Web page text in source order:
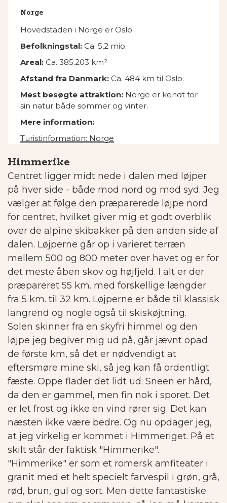
Norge
Hovedstaden i Norge er Oslo.
Befolkningstal: Ca. 5,2 mio.
Areal: Ca. 385.203 km²
Afstand fra Danmark: Ca. 484 km til Oslo.
Mest besøgte attraktion: Norge er kendt for
sin natur både sommer og vinter.
Mere information:
Turistinformation: Norge
Himmerike
Centret ligger midt nede i dalen med løjper
på hver side - både mod nord og mod syd. Jeg
vælger at følge den præparerede løjpe nord
for centret, hvilket giver mig et godt overblik
over de alpine skibakker på den anden side af
dalen. Løjperne går op i varieret terræn
mellem 500 og 800 meter over havet og er for
det meste åben skov og højfjeld. I alt er der
præpareret 55 km. med forskellige længder
fra 5 km. til 32 km. Løjperne er både til klassisk
langrend og nogle også til skiskøjtning.
Solen skinner fra en skyfri himmel og den
løjpe jeg begiver mig ud på, går jævnt opad
de første km, så det er nødvendigt at
eftersmøre mine ski, så jeg kan få ordentligt
fæste. Oppe flader det lidt ud. Sneen er hård,
da den er gammel, men fin nok i sporet. Det
er let frost og ikke en vind rører sig. Det kan
næsten ikke være bedre. Og nu opdager jeg,
at jeg virkelig er kommet i Himmeriget. På et
skilt står der faktisk "Himmerike".
"Himmerike" er som et romersk amfiteater i
granit med et helt specielt farvespil i grøn, grå,
rød, brun, gul og sort. Men dette fantastiske